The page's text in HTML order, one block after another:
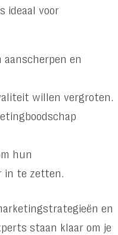
ideaal voor
en
willen vergroten.
hun
in te zetten.
en
staan klaar om je